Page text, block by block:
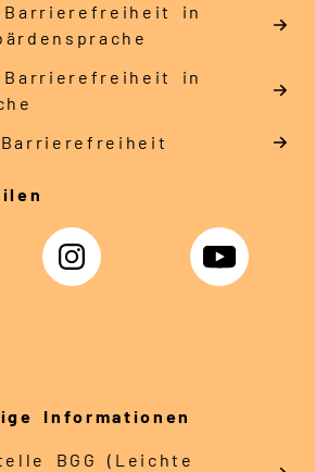
Barrierefreiheit in
Barrierefreiheit in
Instagram YouTube
Informationen
BGG (Leichte